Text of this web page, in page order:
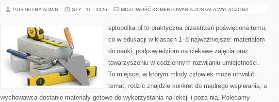
POSTED BY ADMIN STY - 11 - 2026 MOŻLIWOŚĆ KOMENTOWANIA ROBOTYKA
ZOSTAŁA WYŁĄCZONA
sptopolka.pl to praktyczna przestrzeń poświęcona temu,
co w edukacji w klasach 1–8 najważniejsze: materiałom
do nauki, podpowiedziom na ciekawe zajęcia oraz
towarzyszeniu w codziennym rozwijaniu umiejętności.
To miejsce, w którym młody człowiek może utrwalić
temat, rodzic znajdzie konkret do mądrego wspierania, a
wychowawca dostanie materiały gotowe do wykorzystania na lekcji i poza nią. Polecamy